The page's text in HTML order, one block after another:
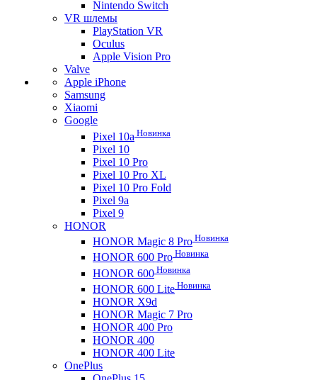
Nintendo Switch
VR шлемы
PlayStation VR
Oculus
Apple Vision Pro
Valve
Apple iPhone
Samsung
Xiaomi
Google
Pixel 10a Новинка
Pixel 10
Pixel 10 Pro
Pixel 10 Pro XL
Pixel 10 Pro Fold
Pixel 9a
Pixel 9
HONOR
HONOR Magic 8 Pro Новинка
HONOR 600 Pro Новинка
HONOR 600 Новинка
HONOR 600 Lite Новинка
HONOR X9d
HONOR Magic 7 Pro
HONOR 400 Pro
HONOR 400
HONOR 400 Lite
OnePlus